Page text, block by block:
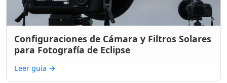
Configuraciones de Cámara y Filtros Solares
para Fotografía de Eclipse
Leer guía →